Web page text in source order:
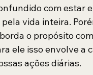
com estar
vida inteira.
o propósito
ele isso envolve a
ações diárias.